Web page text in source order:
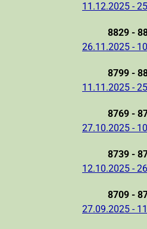
11.12.2025 -
8829 -
26.11.2025 -
8799 -
11.11.2025 -
8769 -
27.10.2025 -
8739 -
12.10.2025 -
8709 -
27.09.2025 -